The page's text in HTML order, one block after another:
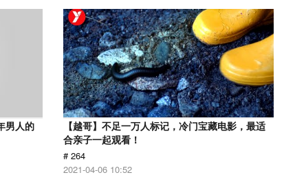
男人的
【越哥】不足一万人标记，冷门宝藏电影，最适
合亲子一起观看！
# 264
2021-04-06 10:52